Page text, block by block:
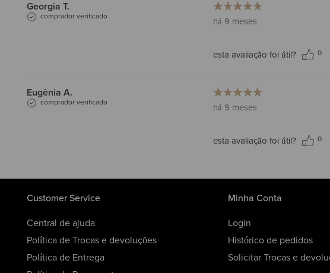
Georgia T.
comprador verificado há 9 meses
esta avaliação foi útil? 0
Eugênia A.
comprador verificado há 9 meses
esta avaliação foi útil? 0
Customer Service
Central de ajuda
Política de Trocas e devoluções
Política de Entrega
Minha Conta
Login
Histórico de pedidos
Solicitar Trocas e